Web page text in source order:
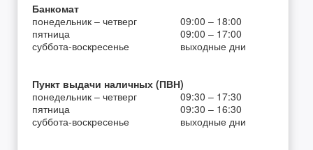
Банкомат
понедельник – четверг
пятница
суббота-воскресенье
09:00 – 18:00
09:00 – 17:00
выходные дни
Пункт выдачи наличных (ПВН)
понедельник – четверг
пятница
суббота-воскресенье
09:30 – 17:30
09:30 – 16:30
выходные дни